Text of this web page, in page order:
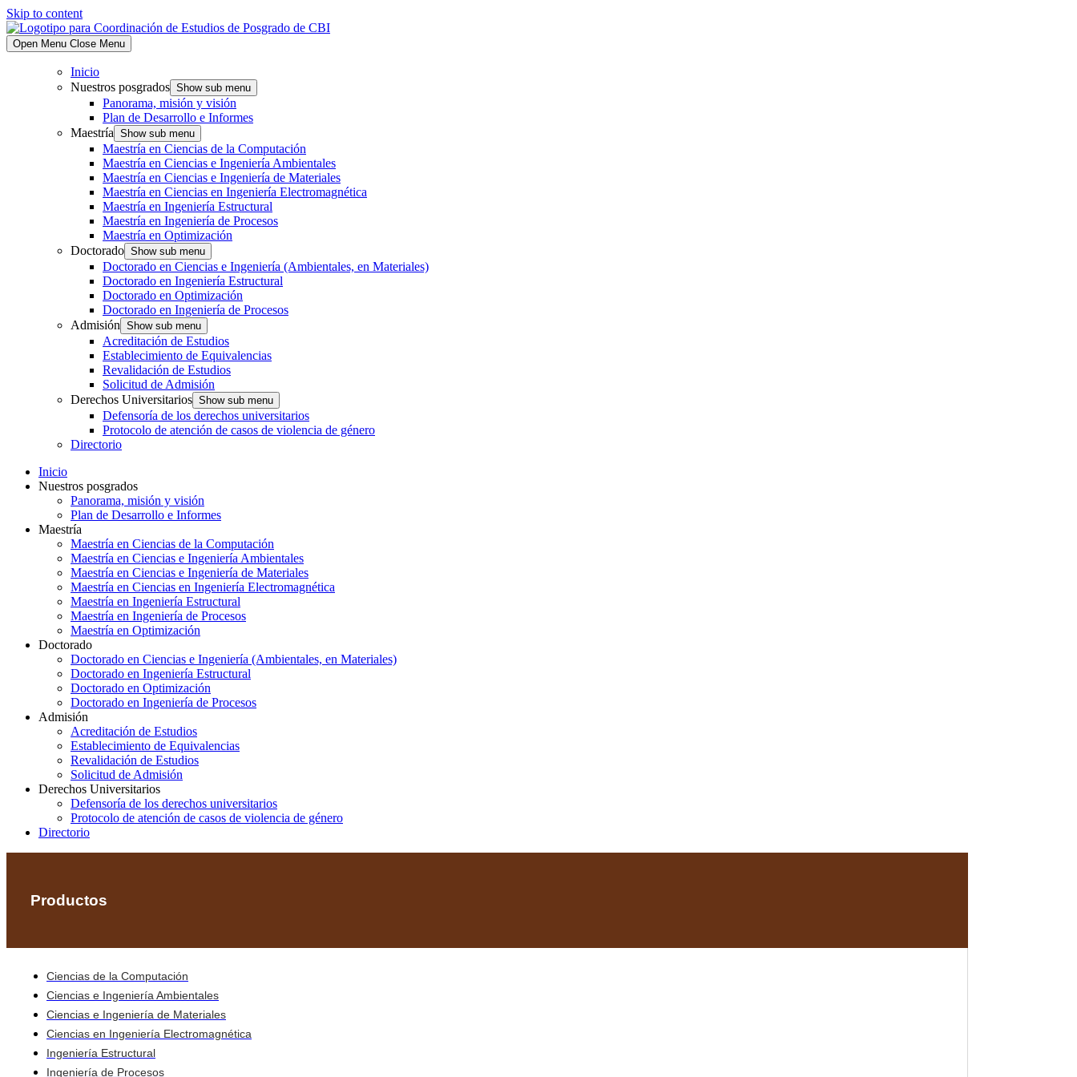
Skip to content
Open Menu Close Menu
Inicio
Nuestros posgrados Show sub menu
Panorama, misión y visión
Plan de Desarrollo e Informes
Maestría Show sub menu
Maestría en Ciencias de la Computación
Maestría en Ciencias e Ingeniería Ambientales
Maestría en Ciencias e Ingeniería de Materiales
Maestría en Ciencias en Ingeniería Electromagnética
Maestría en Ingeniería Estructural
Maestría en Ingeniería de Procesos
Maestría en Optimización
Doctorado Show sub menu
Doctorado en Ciencias e Ingeniería (Ambientales, en Materiales)
Doctorado en Ingeniería Estructural
Doctorado en Optimización
Doctorado en Ingeniería de Procesos
Admisión Show sub menu
Acreditación de Estudios
Establecimiento de Equivalencias
Revalidación de Estudios
Solicitud de Admisión
Derechos Universitarios Show sub menu
Defensoría de los derechos universitarios
Protocolo de atención de casos de violencia de género
Directorio
Inicio
Nuestros posgrados
Panorama, misión y visión
Plan de Desarrollo e Informes
Maestría
Maestría en Ciencias de la Computación
Maestría en Ciencias e Ingeniería Ambientales
Maestría en Ciencias e Ingeniería de Materiales
Maestría en Ciencias en Ingeniería Electromagnética
Maestría en Ingeniería Estructural
Maestría en Ingeniería de Procesos
Maestría en Optimización
Doctorado
Doctorado en Ciencias e Ingeniería (Ambientales, en Materiales)
Doctorado en Ingeniería Estructural
Doctorado en Optimización
Doctorado en Ingeniería de Procesos
Admisión
Acreditación de Estudios
Establecimiento de Equivalencias
Revalidación de Estudios
Solicitud de Admisión
Derechos Universitarios
Defensoría de los derechos universitarios
Protocolo de atención de casos de violencia de género
Directorio
Productos
Ciencias de la Computación
Ciencias e Ingeniería Ambientales
Ciencias e Ingeniería de Materiales
Ciencias en Ingeniería Electromagnética
Ingeniería Estructural
Ingeniería de Procesos